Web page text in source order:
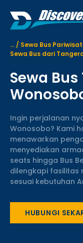
... / Sewa Bus
Sewa Bus dari
Sewa
Ingin perjalanan
Wonosobo? Kami
menawarkan
menyediakan
seats hingga Bus
dilengkapi fasilitas
sesuai kebutuhan
HUBUNGI